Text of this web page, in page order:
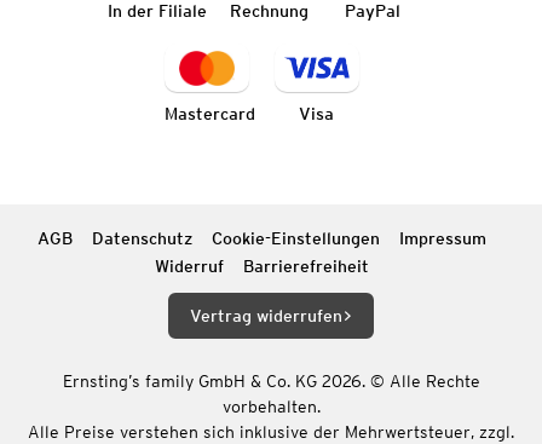
In der Filiale Rechnung PayPal
Mastercard Visa
AGB Datenschutz Cookie-Einstellungen
Impressum
Widerruf
Barrierefreiheit
Vertrag widerrufen
Ernsting’s family GmbH & Co. KG 2026. © Alle Rechte
vorbehalten.
Alle Preise verstehen sich inklusive der Mehrwertsteuer, zzgl.